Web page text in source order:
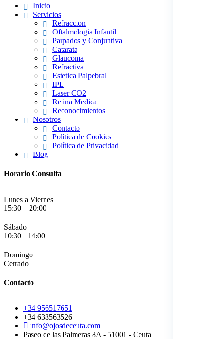
Inicio
Servicios
Refraccion
Oftalmologia Infantil
Parpados y Conjuntiva
Catarata
Glaucoma
Refractiva
Estetica Palpebral
IPL
Laser CO2
Retina Medica
Reconocimientos
Nosotros
Contacto
Política de Cookies
Política de Privacidad
Blog
Horario Consulta
Lunes a Viernes
15:30 – 20:00
Sábado
10:30 - 14:00
Domingo
Cerrado
Contacto
+34 956517651
+34 638563526
info@ojosdeceuta.com
Paseo de las Palmeras 8A - 51001 - Ceuta